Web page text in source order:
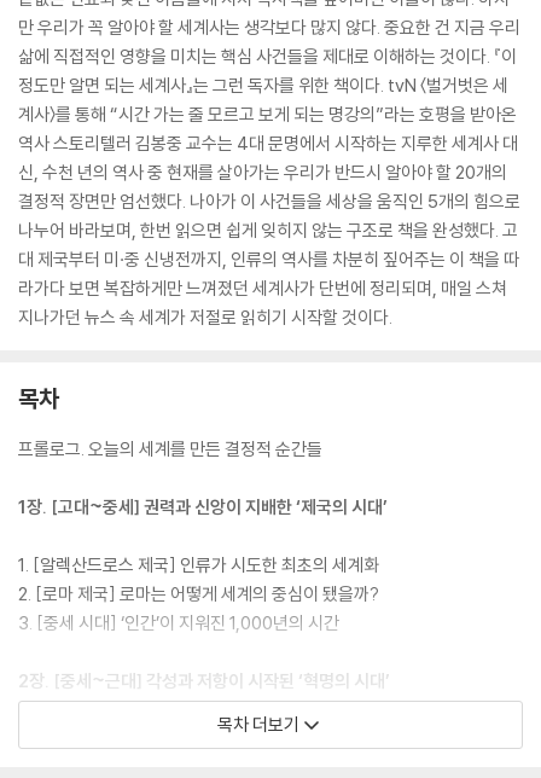
만 우리가 꼭 알아야 할 세계사는 생각보다 많지 않다. 중요한 건 지금 우리
삶에 직접적인 영향을 미치는 핵심 사건들을 제대로 이해하는 것이다. 『이
정도만 알면 되는 세계사』는 그런 독자를 위한 책이다. tvN 〈벌거벗은 세
계사〉를 통해 “시간 가는 줄 모르고 보게 되는 명강의”라는 호평을 받아온
역사 스토리텔러 김봉중 교수는 4대 문명에서 시작하는 지루한 세계사 대
신, 수천 년의 역사 중 현재를 살아가는 우리가 반드시 알아야 할 20개의
결정적 장면만 엄선했다. 나아가 이 사건들을 세상을 움직인 5개의 힘으로
나누어 바라보며, 한번 읽으면 쉽게 잊히지 않는 구조로 책을 완성했다. 고
대 제국부터 미·중 신냉전까지, 인류의 역사를 차분히 짚어주는 이 책을 따
라가다 보면 복잡하게만 느껴졌던 세계사가 단번에 정리되며, 매일 스쳐
지나가던 뉴스 속 세계가 저절로 읽히기 시작할 것이다.
목차
프롤로그. 오늘의 세계를 만든 결정적 순간들
1장. [고대~중세] 권력과 신앙이 지배한 ‘제국의 시대’
1. [알렉산드로스 제국] 인류가 시도한 최초의 세계화
2. [로마 제국] 로마는 어떻게 세계의 중심이 됐을까?
3. [중세 시대] ‘인간’이 지워진 1,000년의 시간
2장. [중세~근대] 각성과 저항이 시작된 ‘혁명의 시대’
4. [르네상스] 신의 자리를 차지한 인간의 이성
목차 더보기